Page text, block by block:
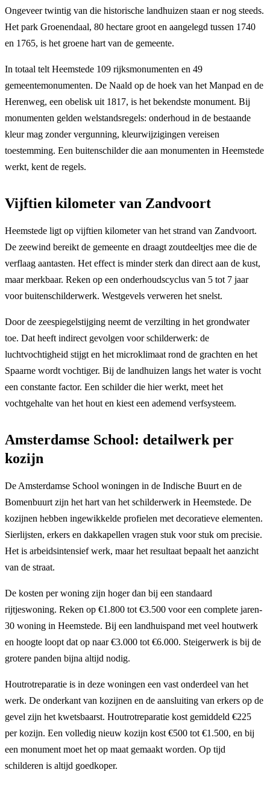
Ongeveer twintig van die historische landhuizen staan er nog steeds.
Het park Groenendaal, 80 hectare groot en aangelegd tussen 1740
en 1765, is het groene hart van de gemeente.
In totaal telt Heemstede 109 rijksmonumenten en 49
gemeentemonumenten. De Naald op de hoek van het Manpad en de
Herenweg, een obelisk uit 1817, is het bekendste monument. Bij
monumenten gelden welstandsregels: onderhoud in de bestaande
kleur mag zonder vergunning, kleurwijzigingen vereisen
toestemming. Een buitenschilder die aan monumenten in Heemstede
werkt, kent de regels.
Vijftien kilometer van Zandvoort
Heemstede ligt op vijftien kilometer van het strand van Zandvoort.
De zeewind bereikt de gemeente en draagt zoutdeeltjes mee die de
verflaag aantasten. Het effect is minder sterk dan direct aan de kust,
maar merkbaar. Reken op een onderhoudscyclus van 5 tot 7 jaar
voor buitenschilderwerk. Westgevels verweren het snelst.
Door de zeespiegelstijging neemt de verzilting in het grondwater
toe. Dat heeft indirect gevolgen voor schilderwerk: de
luchtvochtigheid stijgt en het microklimaat rond de grachten en het
Spaarne wordt vochtiger. Bij de landhuizen langs het water is vocht
een constante factor. Een schilder die hier werkt, meet het
vochtgehalte van het hout en kiest een ademend verfsysteem.
Amsterdamse School: detailwerk per
kozijn
De Amsterdamse School woningen in de Indische Buurt en de
Bomenbuurt zijn het hart van het schilderwerk in Heemstede. De
kozijnen hebben ingewikkelde profielen met decoratieve elementen.
Sierlijsten, erkers en dakkapellen vragen stuk voor stuk om precisie.
Het is arbeidsintensief werk, maar het resultaat bepaalt het aanzicht
van de straat.
De kosten per woning zijn hoger dan bij een standaard
rijtjeswoning. Reken op €1.800 tot €3.500 voor een complete jaren-
30 woning in Heemstede. Bij een landhuispand met veel houtwerk
en hoogte loopt dat op naar €3.000 tot €6.000. Steigerwerk is bij de
grotere panden bijna altijd nodig.
Houtrotreparatie is in deze woningen een vast onderdeel van het
werk. De onderkant van kozijnen en de aansluiting van erkers op de
gevel zijn het kwetsbaarst. Houtrotreparatie kost gemiddeld €225
per kozijn. Een volledig nieuw kozijn kost €500 tot €1.500, en bij
een monument moet het op maat gemaakt worden. Op tijd
schilderen is altijd goedkoper.